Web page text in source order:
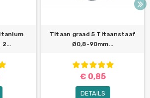
2...
Titaan graad 5 Titaanstaaf
Ø0,8-90mm...
€ 0,85
DETAILS